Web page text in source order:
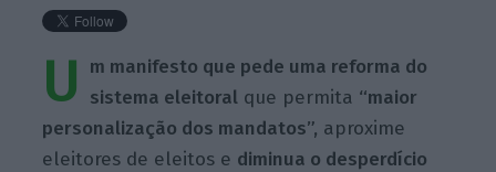
U
m manifesto que pede uma reforma do
sistema eleitoral que permita “maior
personalização dos mandatos”, aproxime
eleitores de eleitos e diminua o desperdício